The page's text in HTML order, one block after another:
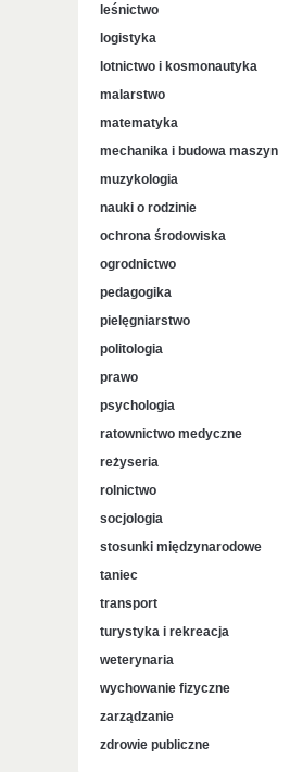
leśnictwo
logistyka
lotnictwo i kosmonautyka
malarstwo
matematyka
mechanika i budowa maszyn
muzykologia
nauki o rodzinie
ochrona środowiska
ogrodnictwo
pedagogika
pielęgniarstwo
politologia
prawo
psychologia
ratownictwo medyczne
reżyseria
rolnictwo
socjologia
stosunki międzynarodowe
taniec
transport
turystyka i rekreacja
weterynaria
wychowanie fizyczne
zarządzanie
zdrowie publiczne